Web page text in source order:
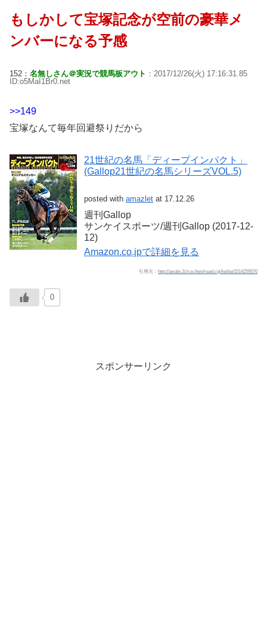
もしかして宝塚記念が空前の豪華メ
ンバーになる予感
152： 名無しさん＠実況で競馬板アウト ：2017/12/26(火) 17:16:31.85
ID:o5MaI1Br0.net
>>149
宝塚なんて毎年回避祭りだから
21世紀の名馬「ディープインパクト」
(Gallop21世紀の名馬シリーズVOL.5)
posted with amazlet at 17.12.26
週刊Gallop
サンケイスポーツ/週刊Gallop (2017-12-
12)
Amazon.co.jpで詳細を見る
引用元： http://awabi.2ch.sc/test/read.cgi/keiba/1514259570
0
スポンサーリンク